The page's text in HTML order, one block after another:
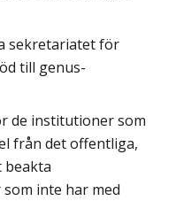
sekretariatet för
till genus­
de institutioner som
från det offentliga,
beakta
inte har med